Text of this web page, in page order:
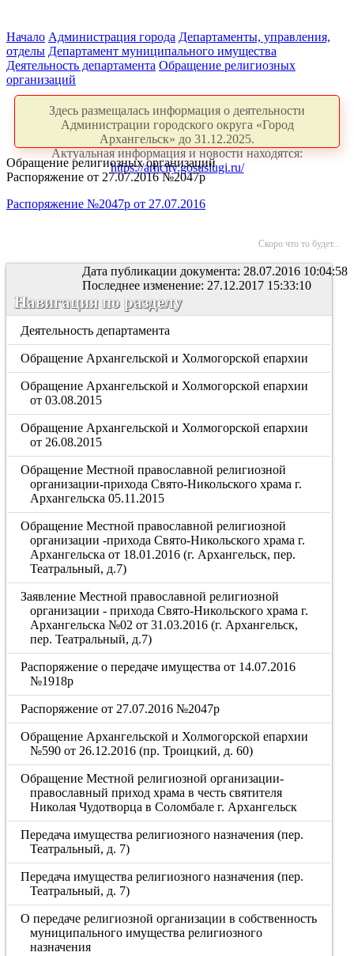
Начало Администрация города Департаменты, управления,
отделы Департамент муниципального имущества
Деятельность департамента Обращение религиозных
организаций
Здесь размещалась информация о деятельности
Администрации городского округа «Город
Архангельск» до 31.12.2025.
Актуальная информация и новости находятся:
https://arhcity.gosuslugi.ru/
Обращение религиозных организаций
Распоряжение от 27.07.2016 №2047р
Распоряжение №2047р от 27.07.2016
Скоро что то будет...
Дата публикации документа: 28.07.2016 10:04:58
Последнее изменение: 27.12.2017 15:33:10
Навигация по разделу
Деятельность департамента
Обращение Архангельской и Холмогорской епархии
Обращение Архангельской и Холмогорской епархии
от 03.08.2015
Обращение Архангельской и Холмогорской епархии
от 26.08.2015
Обращение Местной православной религиозной
организации-прихода Свято-Никольского храма г.
Архангельска 05.11.2015
Обращение Местной православной религиозной
организации -прихода Свято-Никольского храма г.
Архангельска от 18.01.2016 (г. Архангельск, пер.
Театральный, д.7)
Заявление Местной православной религиозной
организации - прихода Свято-Никольского храма г.
Архангельска №02 от 31.03.2016 (г. Архангельск,
пер. Театральный, д.7)
Распоряжение о передаче имущества от 14.07.2016
№1918р
Распоряжение от 27.07.2016 №2047р
Обращение Архангельской и Холмогорской епархии
№590 от 26.12.2016 (пр. Троицкий, д. 60)
Обращение Местной религиозной организации-
православный приход храма в честь святителя
Николая Чудотворца в Соломбале г. Архангельск
Передача имущества религиозного назначения (пер.
Театральный, д. 7)
Передача имущества религиозного назначения (пер.
Театральный, д. 7)
О передаче религиозной организации в собственность
муниципального имущества религиозного
назначения